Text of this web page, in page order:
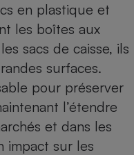
en plastique et
les boîtes aux
sacs de caisse, ils
surfaces.
pour préserver
l’étendre
et dans les
impact sur les
Complément
alimentaire
bouteille
Assurance emprunteur
Banque
électroménager -
Matelas
Mutuelle